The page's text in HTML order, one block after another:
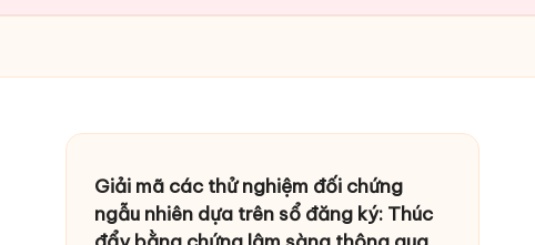
Giải mã các thử nghiệm đối chứng
ngẫu nhiên dựa trên sổ đăng ký: Thúc